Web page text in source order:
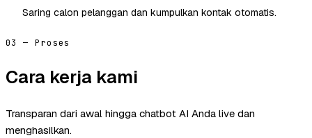
Saring calon pelanggan dan kumpulkan kontak otomatis.
03 — Proses
Cara kerja kami
Transparan dari awal hingga chatbot AI Anda live dan
menghasilkan.